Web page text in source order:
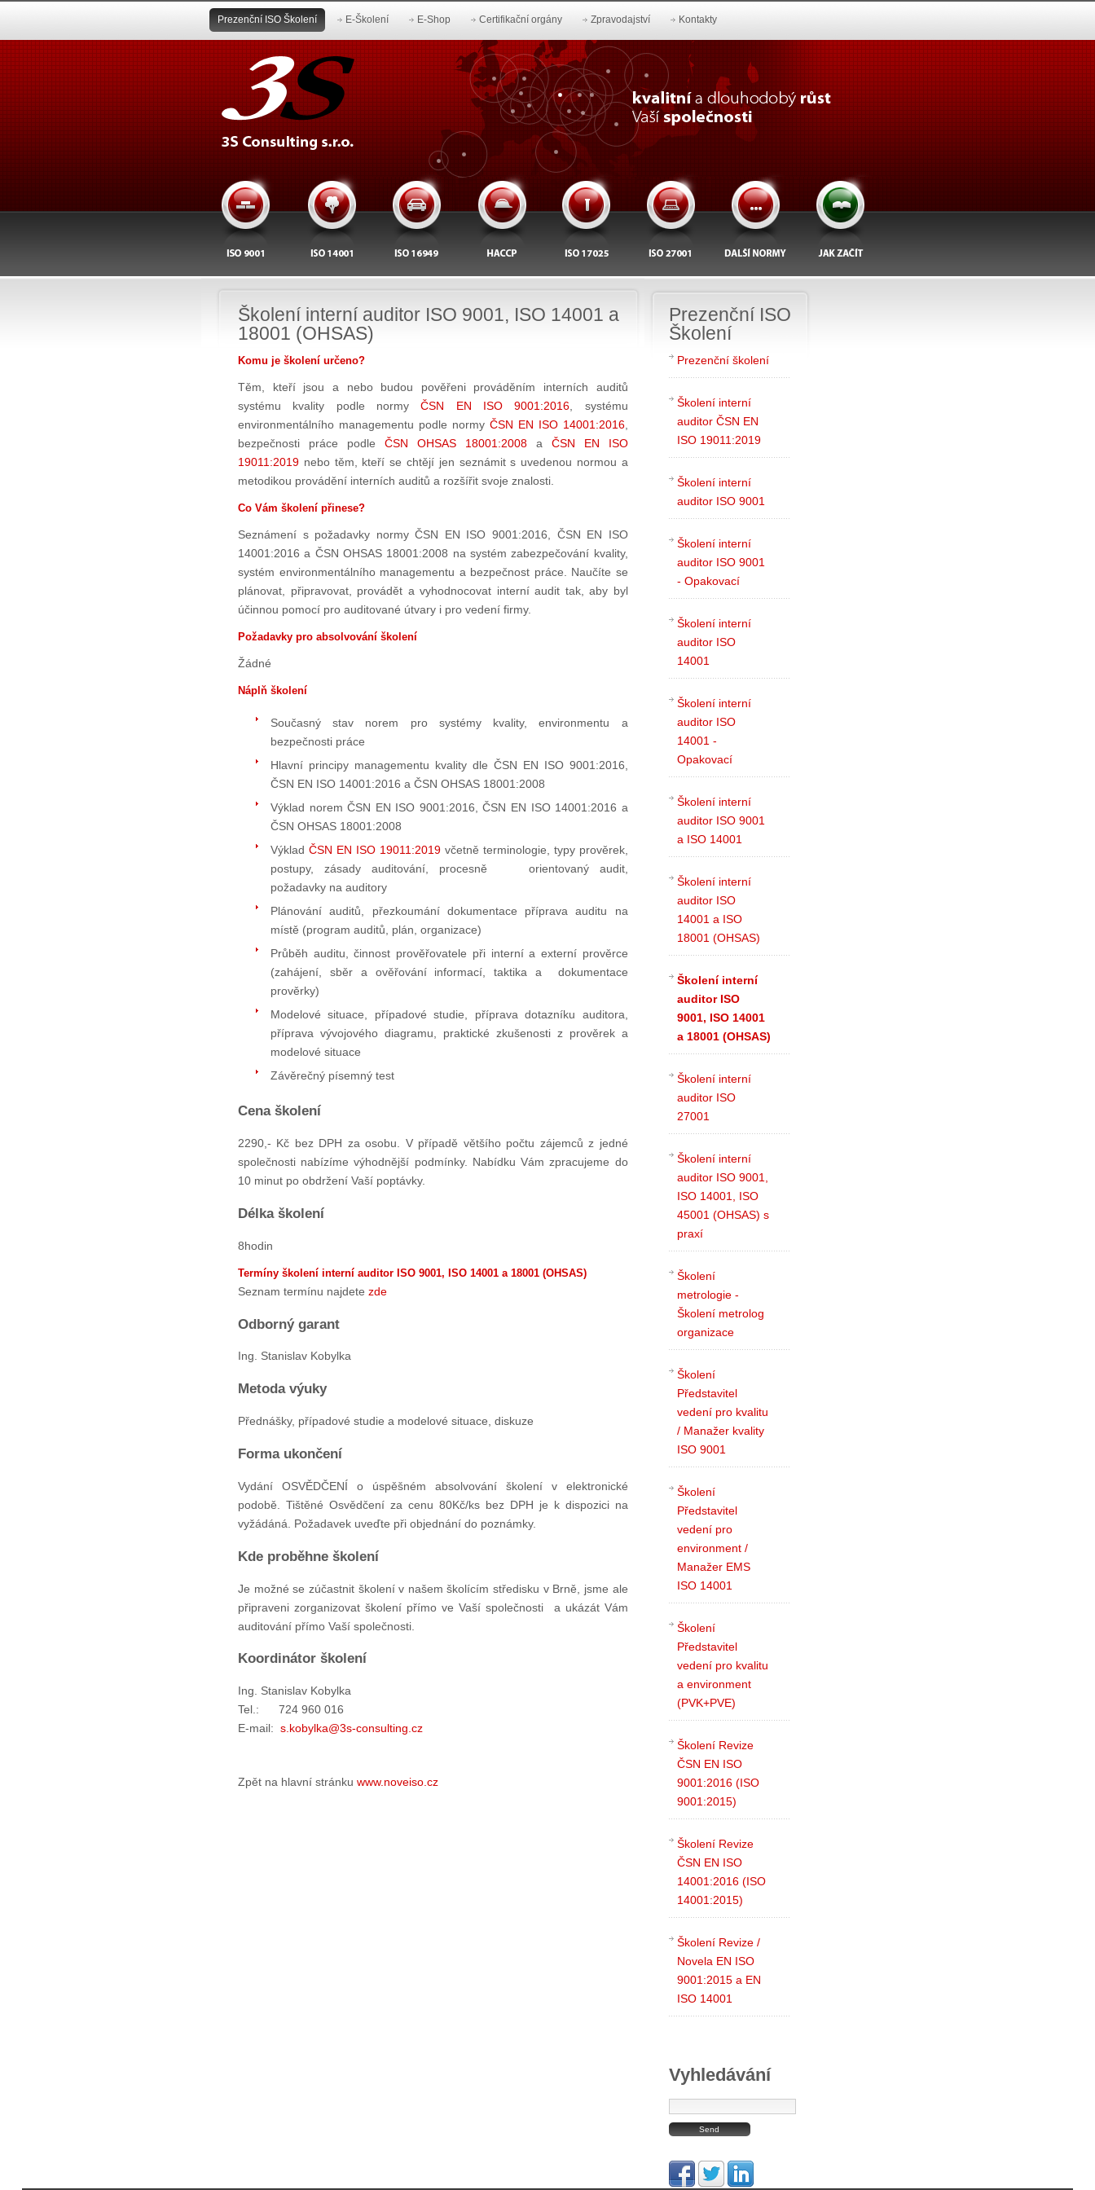
Prezenční ISO Školení E-Školení E-Shop Certifikační orgány Zpravodajství Kontakty
Školení interní auditor ISO 9001, ISO 14001 a
18001 (OHSAS)
Komu je školení určeno?
Těm, kteří jsou a nebo budou pověřeni prováděním interních auditů
systému kvality podle normyČSN EN ISO 9001:2016 , systému
environmentálního managementu podle normy ČSN EN ISO 14001:2016,
bezpečnosti práce podle ČSN OHSAS 18001:2008a ČSN EN ISO
19011:2019nebo těm, kteří se chtějí jen seznámit s uvedenou normou a
metodikou provádění interních auditů a rozšířit svoje znalosti.
Co Vám školení přinese?
Seznámení s požadavky normy ČSN EN ISO 9001:2016, ČSN EN ISO
14001:2016 a ČSN OHSAS 18001:2008 na systém zabezpečování kvality,
systém environmentálního managementu a bezpečnost práce. Naučíte se
plánovat, připravovat, provádět a vyhodnocovat interní audit tak, aby byl
účinnou pomocí pro auditované útvary i pro vedení firmy.
Požadavky pro absolvování školení
Žádné
Náplň školení
Současný stav norem pro systémy kvality, environmentu a
bezpečnosti práce
Hlavní principy managementu kvality dle ČSN EN ISO 9001:2016,
ČSN EN ISO 14001:2016 a ČSN OHSAS 18001:2008
Výklad norem ČSN EN ISO 9001:2016, ČSN EN ISO 14001:2016 a
ČSN OHSAS 18001:2008
Výklad ČSN EN ISO 19011:2019včetně terminologie, typy prověrek,
postupy, zásady auditování, procesně
orientovaný audit,
požadavky na auditory
Plánování auditů, přezkoumání dokumentace příprava auditu na
místě (program auditů, plán, organizace)
Průběh auditu, činnost prověřovatele při interní a externí prověrce
(zahájení, sběr a ověřování informací, taktika a dokumentace
prověrky)
Modelové situace, případové studie, příprava dotazníku auditora,
příprava vývojového diagramu, praktické zkušenosti z prověrek a
modelové situace
Závěrečný písemný test
Cena školení
2290,- Kč bez DPH za osobu. V případě většího počtu zájemců z jedné
společnosti nabízíme výhodnější podmínky. Nabídku Vám zpracujeme do
10 minut po obdržení Vaší poptávky.
Délka školení
8hodin
Termíny školení interní auditor ISO 9001, ISO 14001 a 18001 (OHSAS)
Seznam termínu najdete zde
Odborný garant
Ing. Stanislav Kobylka
Metoda výuky
Přednášky, případové studie a modelové situace, diskuze
Forma ukončení
Vydání OSVĚDČENÍ o úspěšném absolvování školení v elektronické
podobě. Tištěné Osvědčení za cenu 80Kč/ks bez DPH je k dispozici na
vyžádáná. Požadavek uveďte při objednání do poznámky.
Kde proběhne školení
Je možné se zúčastnit školení v našem školícím středisku v Brně, jsme ale
připraveni zorganizovat školení přímo ve Vaší společnosti a ukázát Vám
auditování přímo Vaší společnosti.
Koordinátor školení
Ing. Stanislav Kobylka
Tel.: 724 960 016
E-mail: s.kobylka@3s-consulting.cz
Zpět na hlavní stránku www.noveiso.cz
Prezenční ISO
Školení
Prezenční školení
Školení interní
auditor ČSN EN
ISO 19011:2019
Školení interní
auditor ISO 9001
Školení interní
auditor ISO 9001
- Opakovací
Školení interní
auditor ISO
14001
Školení interní
auditor ISO
14001 -
Opakovací
Školení interní
auditor ISO 9001
a ISO 14001
Školení interní
auditor ISO
14001 a ISO
18001 (OHSAS)
Školení interní
auditor ISO
9001, ISO 14001
a 18001 (OHSAS)
Školení interní
auditor ISO
27001
Školení interní
auditor ISO 9001,
ISO 14001, ISO
45001 (OHSAS) s
praxí
Školení
metrologie -
Školení metrolog
organizace
Školení
Představitel
vedení pro kvalitu
/ Manažer kvality
ISO 9001
Školení
Představitel
vedení pro
environment /
Manažer EMS
ISO 14001
Školení
Představitel
vedení pro kvalitu
a environment
(PVK+PVE)
Školení Revize
ČSN EN ISO
9001:2016 (ISO
9001:2015)
Školení Revize
ČSN EN ISO
14001:2016 (ISO
14001:2015)
Školení Revize /
Novela EN ISO
9001:2015 a EN
ISO 14001
Vyhledávání